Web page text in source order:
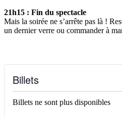
21h15 : Fin du spectacle
Mais la soirée ne s’arrête pas là !
un dernier verre ou commander à
Billets
Billets ne sont plus disponibles